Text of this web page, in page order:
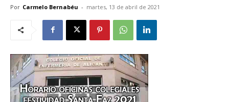
Por Carmelo Bernabéu - martes, 13 de abril de 2021